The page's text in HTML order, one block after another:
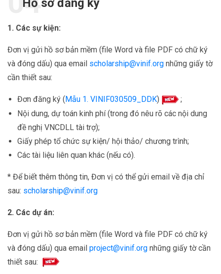
Hồ sơ đăng ký
1. Các sự kiện:
Đơn vị gửi hồ sơ bản mềm (file Word và file PDF có chữ ký
và đóng dấu) qua email scholarship@vinif.org những giấy tờ
cần thiết sau:
Đơn đăng ký ( Mẫu 1. VINIF030509_DDK)
;
Nội dung, dự toán kinh phí (trong đó nêu rõ các nội dung
đề nghị VNCDLL tài trợ);
Giấy phép tổ chức sự kiện/ hội thảo/ chương trình;
Các tài liệu liên quan khác (nếu có).
* Để biết thêm thông tin, Đơn vị có thể gửi email về địa chỉ
sau: scholarship@vinif.org
2. Các dự án:
Đơn vị gửi hồ sơ bản mềm (file Word và file PDF có chữ ký
và đóng dấu) qua email project@vinif.org những giấy tờ cần
thiết sau: